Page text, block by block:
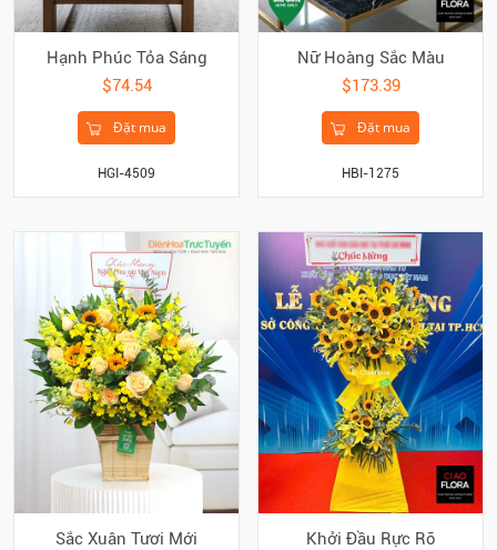
Hạnh Phúc Tỏa Sáng
$74.54
Đặt mua
HGI-4509
Nữ Hoàng Sắc Màu
$173.39
Đặt mua
HBI-1275
Sắc Xuân Tươi Mới
Khởi Đầu Rực Rỡ